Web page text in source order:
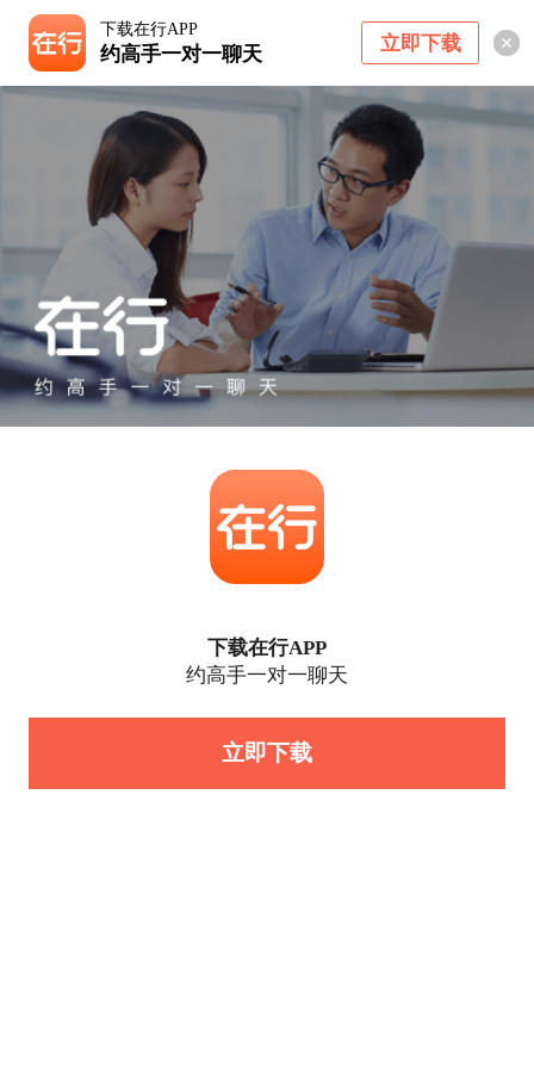
下载在行APP
约高手一对一聊天 立即下载
下载在行APP
约高手一对一聊天
立即下载